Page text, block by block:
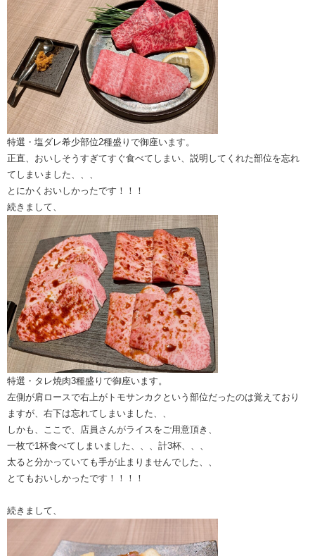
特選・塩ダレ希少部位2種盛りで御座います。
正直、おいしそうすぎてすぐ食べてしまい、説明してくれた部位を忘れ
てしまいました、、、
とにかくおいしかったです！！！
続きまして、
特選・タレ焼肉3種盛りで御座います。
左側が肩ロースで右上がトモサンカクという部位だったのは覚えており
ますが、右下は忘れてしまいました、、
しかも、ここで、店員さんがライスをご用意頂き、
一枚で1杯食べてしまいました、、、計3杯、、、
太ると分かっていても手が止まりませんでした、、
とてもおいしかったです！！！！
続きまして、